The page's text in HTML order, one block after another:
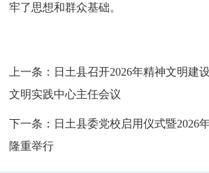
牢了思想和群众基础。
上一条： 日土县召开2026年精神文明建
文明实践中心主任会议
下一条： 日土县委党校启用仪式暨2026
隆重举行